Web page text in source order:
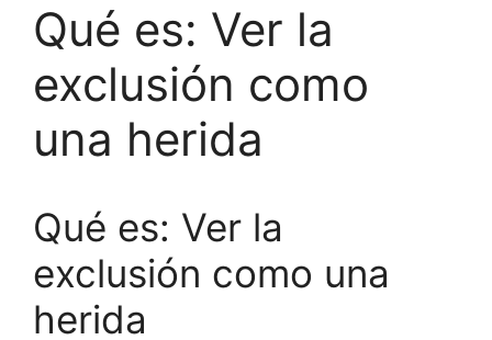
Qué es: Ver la
exclusión como
una herida
Qué es: Ver la
exclusión como una
herida